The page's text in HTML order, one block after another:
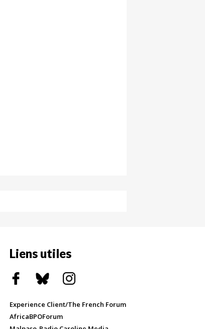
Liens utiles
Experience Client/The French Forum
AfricaBPOForum